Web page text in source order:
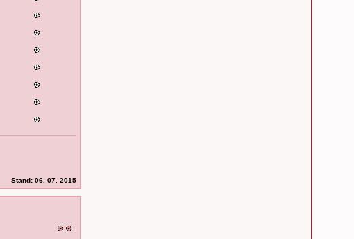
Stand: 06. 07. 2015